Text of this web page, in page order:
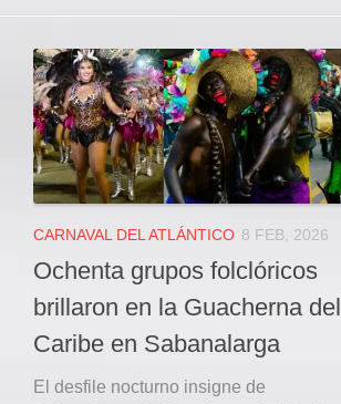
CARNAVAL DEL ATLÁNTICO 8 FEB, 2026
Ochenta grupos folclóricos
brillaron en la Guacherna del
Caribe en Sabanalarga
El desfile nocturno insigne de